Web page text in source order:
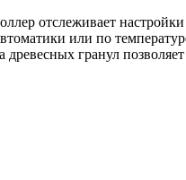
отслеживает
или по
гранул позволяет